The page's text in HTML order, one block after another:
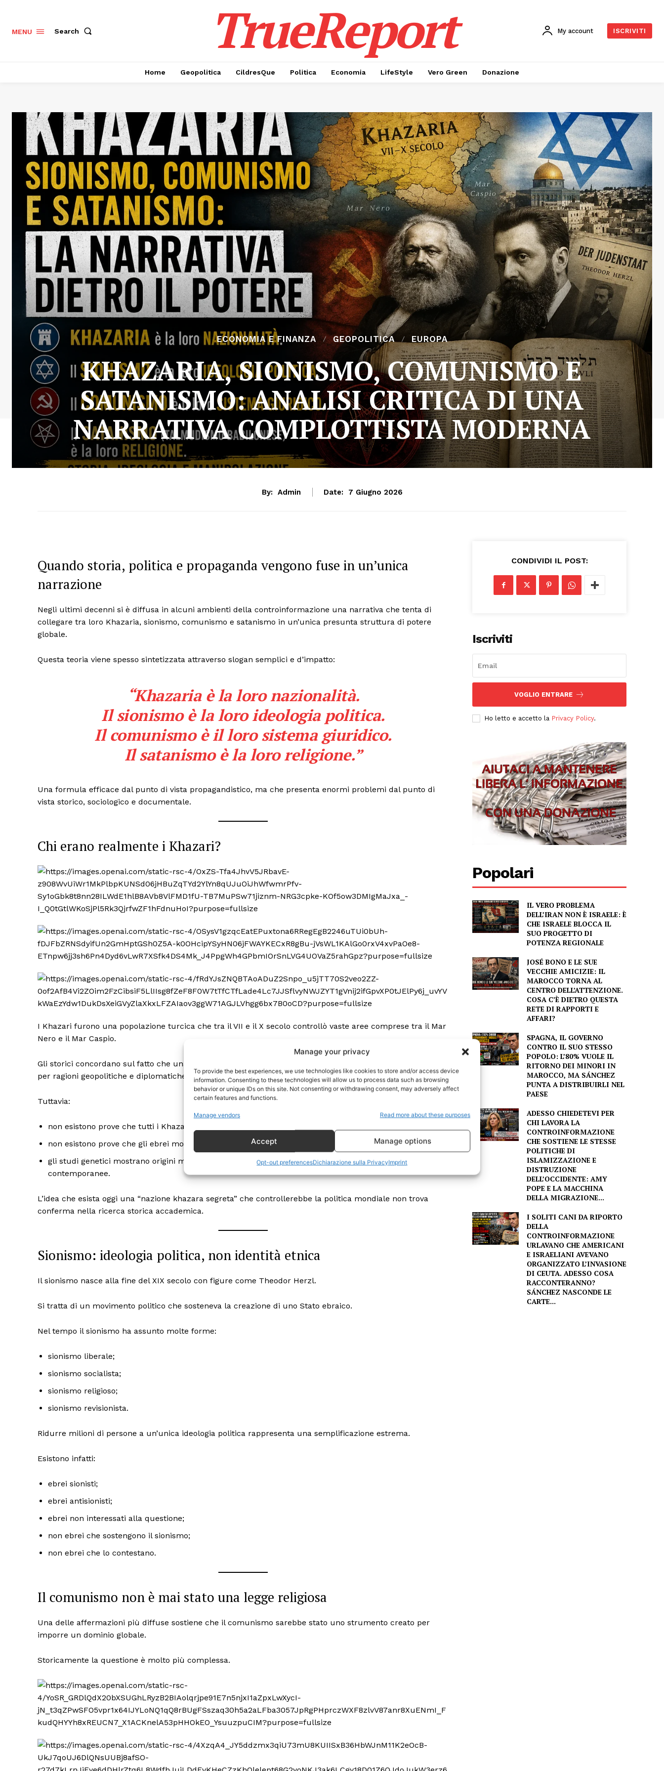
Manage your privacy
To provide the best experiences, we use technologies like cookies to store and/or access device
information. Consenting to these technologies will allow us to process data such as browsing
behavior or unique IDs on this site. Not consenting or withdrawing consent, may adversely affect
certain features and functions.
Manage vendors Read more about these purposes
Accept Manage options
Opt-out preferencesDichiarazione sulla PrivacyImprint
TrueReport
Geopolitica
MENU Search TrueReport My account ISCRIVITI
Home Geopolitica CildresQue Politica Economia LifeStyle Vero Green Donazione
ECONOMIA E FINANZA GEOPOLITICA EUROPA
KHAZARIA, SIONISMO, COMUNISMO E
SATANISMO: ANALISI CRITICA DI UNA
NARRATIVA COMPLOTTISTA MODERNA
By: Admin Date: 7 Giugno 2026
Quando storia, politica e propaganda vengono fuse in un’unica
narrazione
Negli ultimi decenni si è diffusa in alcuni ambienti della controinformazione una narrativa che tenta di
collegare tra loro Khazaria, sionismo, comunismo e satanismo in un’unica presunta struttura di potere
globale.
Questa teoria viene spesso sintetizzata attraverso slogan semplici e d’impatto:
“Khazaria è la loro nazionalità.
Il sionismo è la loro ideologia politica.
Il comunismo è il loro sistema giuridico.
Il satanismo è la loro religione.”
Una formula efficace dal punto di vista propagandistico, ma che presenta enormi problemi dal punto di
vista storico, sociologico e documentale.
Chi erano realmente i Khazari?
I Khazari furono una popolazione turcica che tra il VII e il X secolo controllò vaste aree comprese tra il Mar
Nero e il Mar Caspio.
Gli storici concordano sul fatto che una parte delle élite khazare si convertì all’ebraismo, probabilmente
per ragioni geopolitiche e diplomatiche.
Tuttavia:
non esistono prove che tutti i Khazari si convertirono;
non esistono prove che gli ebrei moderni discendano principalmente dai Khazari;
gli studi genetici mostrano origini molto più complesse e diversificate delle popolazioni ebraiche
contemporanee.
L’idea che esista oggi una “nazione khazara segreta” che controllerebbe la politica mondiale non trova
conferma nella ricerca storica accademica.
Sionismo: ideologia politica, non identità etnica
Il sionismo nasce alla fine del XIX secolo con figure come Theodor Herzl.
Si tratta di un movimento politico che sosteneva la creazione di uno Stato ebraico.
Nel tempo il sionismo ha assunto molte forme:
sionismo liberale;
sionismo socialista;
sionismo religioso;
sionismo revisionista.
Ridurre milioni di persone a un’unica ideologia politica rappresenta una semplificazione estrema.
Esistono infatti:
ebrei sionisti;
ebrei antisionisti;
ebrei non interessati alla questione;
non ebrei che sostengono il sionismo;
non ebrei che lo contestano.
Il comunismo non è mai stato una legge religiosa
Una delle affermazioni più diffuse sostiene che il comunismo sarebbe stato uno strumento creato per
imporre un dominio globale.
Storicamente la questione è molto più complessa.
CONDIVIDI IL POST:
Iscriviti
VOGLIO ENTRARE
Ho letto e accetto la Privacy Policy.
Popolari
IL VERO PROBLEMA
DELL’IRAN NON È ISRAELE: È
CHE ISRAELE BLOCCA IL
SUO PROGETTO DI
POTENZA REGIONALE
JOSÉ BONO E LE SUE
VECCHIE AMICIZIE: IL
MAROCCO TORNA AL
CENTRO DELL’ATTENZIONE.
COSA C’È DIETRO QUESTA
RETE DI RAPPORTI E
AFFARI?
SPAGNA, IL GOVERNO
CONTRO IL SUO STESSO
POPOLO: L’80% VUOLE IL
RITORNO DEI MINORI IN
MAROCCO, MA SÁNCHEZ
PUNTA A DISTRIBUIRLI NEL
PAESE
ADESSO CHIEDETEVI PER
CHI LAVORA LA
CONTROINFORMAZIONE
CHE SOSTIENE LE STESSE
POLITICHE DI
ISLAMIZZAZIONE E
DISTRUZIONE
DELL’OCCIDENTE: AMY
POPE E LA MACCHINA
DELLA MIGRAZIONE...
I SOLITI CANI DA RIPORTO
DELLA
CONTROINFORMAZIONE
URLAVANO CHE AMERICANI
E ISRAELIANI AVEVANO
ORGANIZZATO L’INVASIONE
DI CEUTA. ADESSO COSA
RACCONTERANNO?
SÁNCHEZ NASCONDE LE
CARTE...